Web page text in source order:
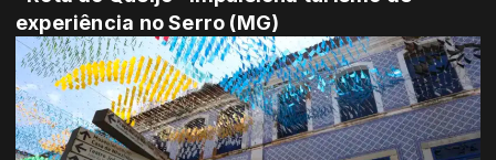
experiência no Serro (MG)